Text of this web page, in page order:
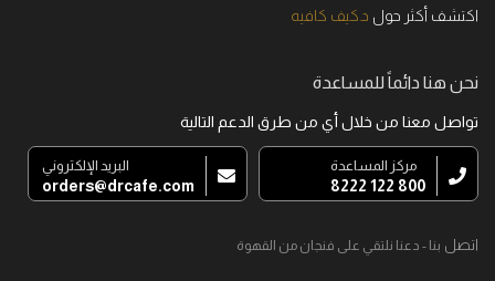
اكتشف أكثر حول د.كيف كافيه
نحن هنا دائماً للمساعدة
تواصل معنا من خلال أي من طرق الدعم التالية
مركز المساعدة
800 122 8222
البريد الإلكتروني
orders@drcafe.com
اتصل بنا - دعنا نلتقي على فنجان من القهوة